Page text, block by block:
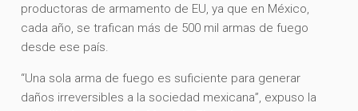
productoras de armamento de EU, ya que en México,
cada año, se trafican más de 500 mil armas de fuego
desde ese país.
“Una sola arma de fuego es suficiente para generar
daños irreversibles a la sociedad mexicana”, expuso la